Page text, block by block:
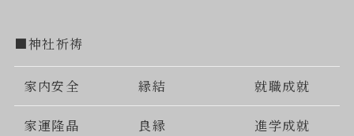
■神社祈祷
家内安全 縁結 就職成就
家運隆晶 良縁 進学成就